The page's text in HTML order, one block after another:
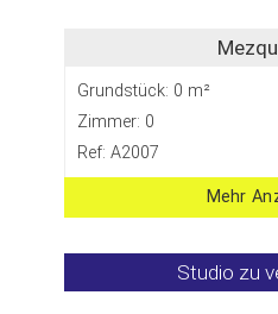
Grundstück: 0 m²
Zimmer: 0
Ref: A2007
Mehr
Studio zu